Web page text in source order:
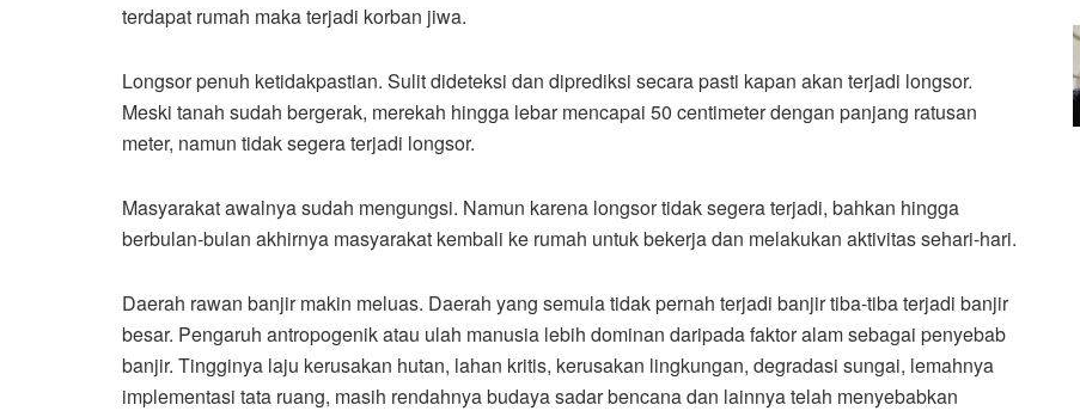
terdapat rumah maka terjadi korban jiwa.
Longsor penuh ketidakpastian. Sulit dideteksi dan diprediksi secara pasti kapan akan terjadi longsor.
Meski tanah sudah bergerak, merekah hingga lebar mencapai 50 centimeter dengan panjang ratusan
meter, namun tidak segera terjadi longsor.
Masyarakat awalnya sudah mengungsi. Namun karena longsor tidak segera terjadi, bahkan hingga
berbulan-bulan akhirnya masyarakat kembali ke rumah untuk bekerja dan melakukan aktivitas sehari-hari.
Daerah rawan banjir makin meluas. Daerah yang semula tidak pernah terjadi banjir tiba-tiba terjadi banjir
besar. Pengaruh antropogenik atau ulah manusia lebih dominan daripada faktor alam sebagai penyebab
banjir. Tingginya laju kerusakan hutan, lahan kritis, kerusakan lingkungan, degradasi sungai, lemahnya
implementasi tata ruang, masih rendahnya budaya sadar bencana dan lainnya telah menyebabkan